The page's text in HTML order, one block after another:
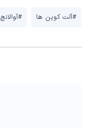
#آلت کوین ها #آوالانچ